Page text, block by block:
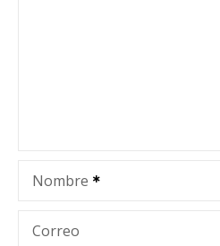
nNombre
Correo